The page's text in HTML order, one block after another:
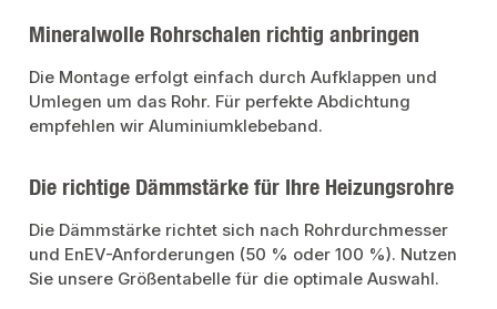
Mineralwolle Rohrschalen richtig anbringen
Die Montage erfolgt einfach durch Aufklappen und
Umlegen um das Rohr. Für perfekte Abdichtung
empfehlen wir Aluminiumklebeband.
Die richtige Dämmstärke für Ihre Heizungsrohre
Die Dämmstärke richtet sich nach Rohrdurchmesser
und EnEV-Anforderungen (50 % oder 100 %). Nutzen
Sie unsere Größentabelle für die optimale Auswahl.